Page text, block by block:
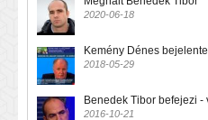
2020-06-18
Kemény Dénes
2018-05-29
Benedek Tibor befejezi -
2016-10-21